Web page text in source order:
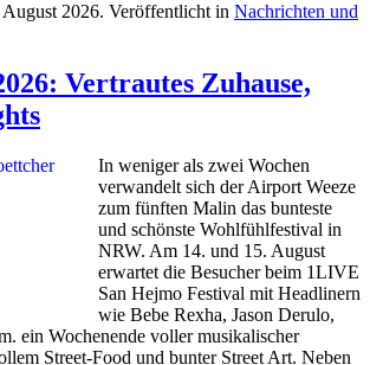
August 2026. Veröffentlicht in Nachrichten und
Vertrautes Zuhause,
In weniger als zwei Wochen
verwandelt sich der Airport Weeze
zum fünften Malin das bunteste
und schönste Wohlfühlfestival in
NRW. Am 14. und 15. August
erwartet die Besucher beim 1LIVE
San Hejmo Festival mit Headlinern
wie Bebe Rexha, Jason Derulo,
ein Wochenende voller musikalischer
Street-Food und bunter Street Art. Neben